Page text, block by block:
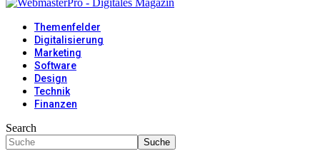
Themenfelder
Digitalisierung
Marketing
Software
Design
Technik
Finanzen
Search